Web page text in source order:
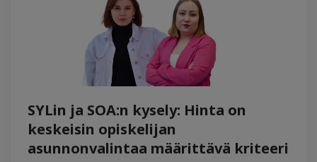
SYLin ja SOA:n kysely: Hinta on
keskeisin opiskelijan
asunnonvalintaa määrittävä kriteeri